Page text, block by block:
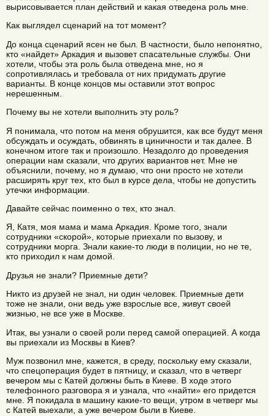
вырисовывается план действий и какая отведена роль мне.
Как выглядел сценарий на тот момент?
До конца сценарий ясен не был. В частности, было непонятно,
кто «найдет» Аркадия и вызовет спасательные службы. Они
хотели, чтобы эта роль была отведена мне, но я
сопротивлялась и требовала от них придумать другие
варианты. В конце концов мы оставили этот вопрос
нерешенным.
Почему вы не хотели выполнить эту роль?
Я понимала, что потом на меня обрушится, как все будут меня
обсуждать и осуждать, обвинять в циничности и так далее. В
конечном итоге так и произошло. Незадолго до проведения
операции нам сказали, что других вариантов нет. Мне не
объяснили, почему, но я думаю, что они просто не хотели
расширять круг тех, кто был в курсе дела, чтобы не допустить
утечки информации.
Давайте сейчас поименно о тех, кто знал.
Я, Катя, моя мама и мама Аркадия. Кроме того, знали
сотрудники «скорой», которые приехали по вызову, и
сотрудники морга. Знали какие-то люди в полиции, но не те,
кто приходил к нам домой.
Друзья не знали? Приемные дети?
Никто из друзей не знал, ни один человек. Приемные дети
тоже не знали, они ведь уже взрослые все, живут своей
жизнью, не все уже в Москве.
Итак, вы узнали о своей роли перед самой операцией. А когда
вы приехали из Москвы в Киев?
Муж позвонил мне, кажется, в среду, поскольку ему сказали,
что спецоперация будет в пятницу, и сказал, что в четверг
вечером мы с Катей должны быть в Киеве. В ходе этого
телефонного разговора я и узнала, что «найти» его придется
мне. Я покидала в машину какие-то вещи, утром в четверг мы
с Катей выехали, а уже вечером были в Киеве.